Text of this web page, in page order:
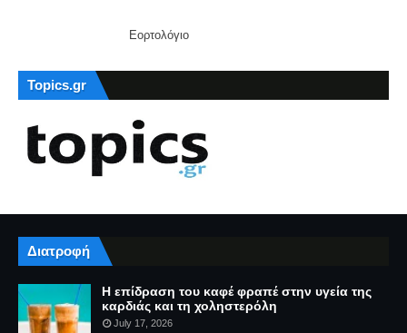
Εορτολόγιο
Topics.gr
Διατροφή
Η επίδραση του καφέ φραπέ στην υγεία της
καρδιάς και τη χοληστερόλη
July 17, 2026